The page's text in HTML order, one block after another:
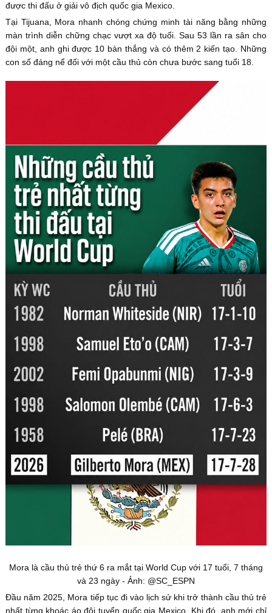
được thi đấu ở giải vô địch quốc gia Mexico.
Tại Tijuana, Mora nhanh chóng chứng minh tài năng bằng những
màn trình diễn chững chạc vượt xa độ tuổi. Sau 53 lần ra sân cho
đội một, anh ghi được 10 bàn thắng và có thêm 2 kiến tạo. Những
con số đáng nể đối với một cầu thủ còn chưa bước sang tuổi 18.
Mora là cầu thủ trẻ thứ 6 ra mắt tại World Cup với 17 tuổi, 7 tháng
và 23 ngày - Ảnh: @SC_ESPN
Đầu năm 2025, Mora tiếp tục đi vào lịch sử khi trở thành cầu thủ trẻ
nhất từng khoác áo đội tuyển quốc gia Mexico. Khi đó, anh mới chỉ